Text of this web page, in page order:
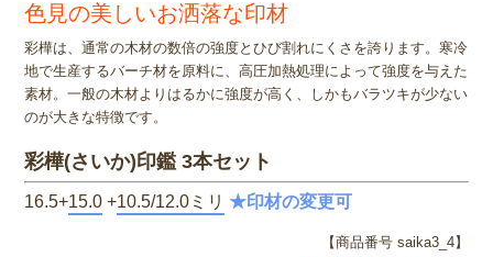
色見の美しいお洒落な印材
彩樺は、通常の木材の数倍の強度とひび割れにくさを誇ります。寒冷
地で生産するバーチ材を原料に、高圧加熱処理によって強度を与えた
素材。一般の木材よりはるかに強度が高く、しかもバラツキが少ない
のが大きな特徴です。
彩樺(さいか)印鑑 3本セット
16.5+15.0 +10.5/12.0ミリ ★印材の変更可
【商品番号 saika3_4】